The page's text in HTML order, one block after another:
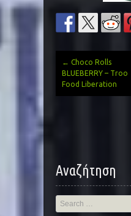
Post
← Choco Rolls
BLUEBERRY – Troo
Food Liberation
Αναζήτηση
Search
for: